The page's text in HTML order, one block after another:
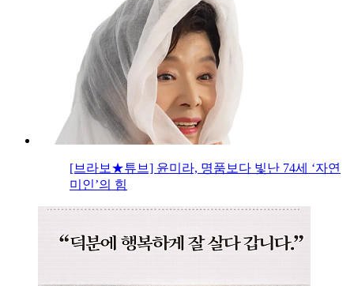
[브라보★튜브] 윤미라, 명품보다 빛난 74세 ‘자연
미인’의 힘